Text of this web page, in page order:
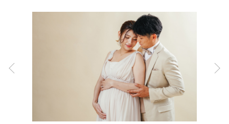
アクセス/TEL スタジオトップ
夜景での撮影